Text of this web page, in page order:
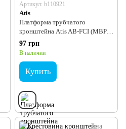
Артикул: b110921
Atis
Платформа трубчатого
кронштейна Atis AB-FCI (MBP-
SCF)
97 грн
В наличии
Купить